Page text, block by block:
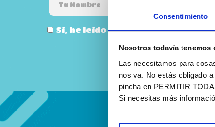
Consentimiento
Nosotros todavía tenemos
Las necesitamos para
nos va. No estás obligado
pincha en PERMITIR
Si necesitas más
Sí, he leído y acepto lapolítica de